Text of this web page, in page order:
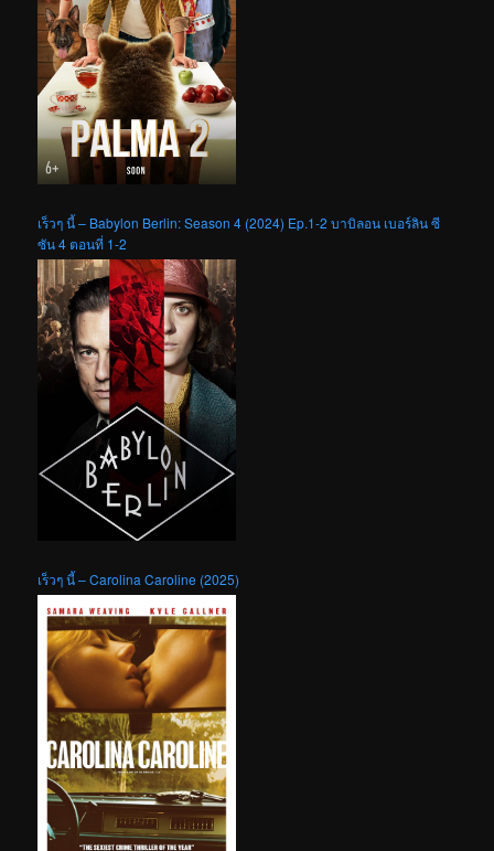
เร็วๆ นี้ – Babylon Berlin: Season 4 (2024) Ep.1-2 บาบิลอน เบอร์ลิน ซี
ซัน 4 ตอนที่ 1-2
เร็วๆ นี้ – Carolina Caroline (2025)